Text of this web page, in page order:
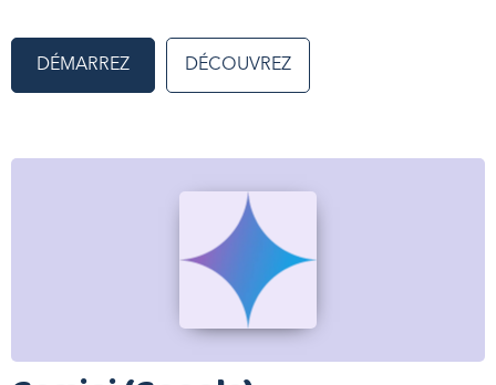
DÉMARREZ DÉCOUVREZ